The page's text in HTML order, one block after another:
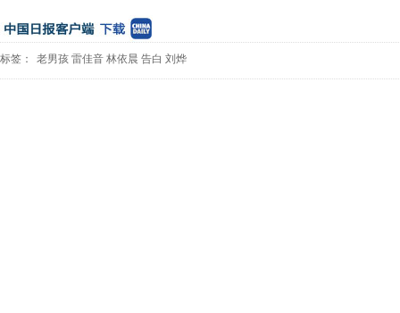
标签： 老男孩 雷佳音 林依晨 告白 刘烨